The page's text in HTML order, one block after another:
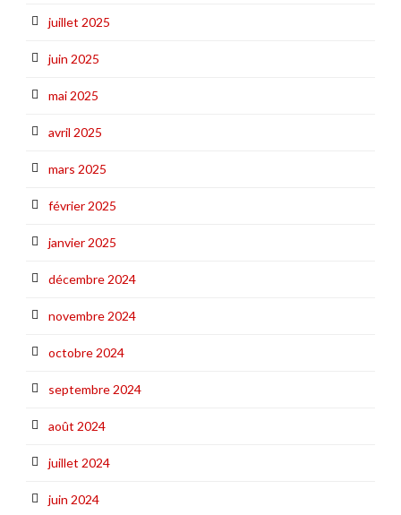
juillet 2025
juin 2025
mai 2025
avril 2025
mars 2025
février 2025
janvier 2025
décembre 2024
novembre 2024
octobre 2024
septembre 2024
août 2024
juillet 2024
juin 2024